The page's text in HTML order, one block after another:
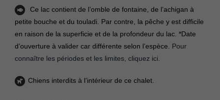
Ce lac contient de l’omble de fontaine, de l’achigan à
petite bouche et du touladi. Par contre, la pêche y est difficile
en raison de la superficie et de la profondeur du lac. *Date
d’ouverture à valider car différente selon l’espèce. Pour
connaître les périodes et les limites, cliquez ici
Chiens interdits à l’intérieur de ce chalet.